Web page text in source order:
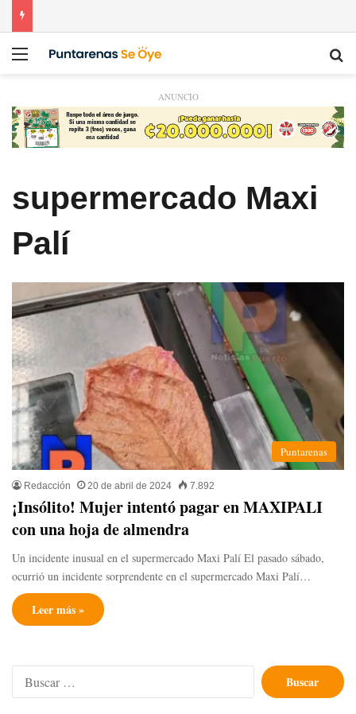
Menú
ANUNCIO
supermercado Maxi
Palí
Puntarenas
Redacción 20 de abril de 2024 7.892
¡Insólito! Mujer intentó pagar en MAXIPALI
con una hoja de almendra
Un incidente inusual en el supermercado Maxi Palí El pasado sábado,
ocurrió un incidente sorprendente en el supermercado Maxi Palí…
Leer más »
Buscar: